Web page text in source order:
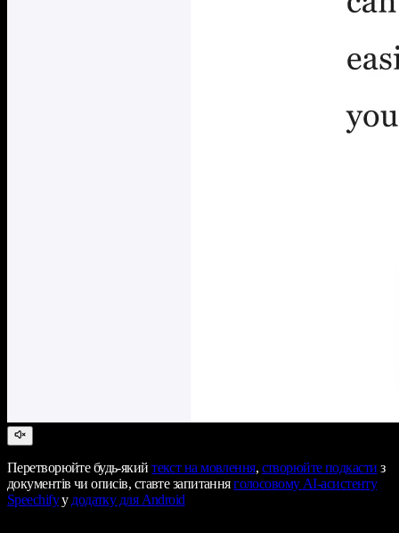
Перетворюйте будь-якийтекст на мовлення, створюйте подкасти з
документів чи описів, ставте запитанняголосовому AI-асистенту
Speechifyудодатку для Android